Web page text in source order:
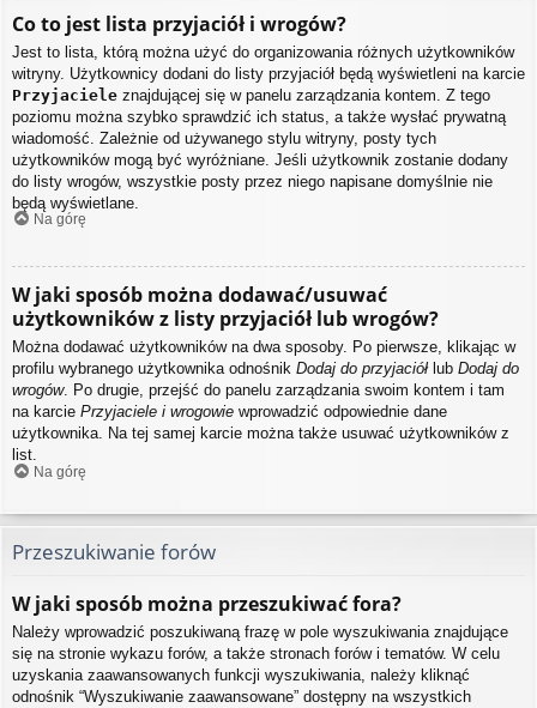
Co to jest lista przyjaciół i wrogów?
Jest to lista, którą można użyć do organizowania różnych użytkowników
witryny. Użytkownicy dodani do listy przyjaciół będą wyświetleni na karcie
Przyjaciele znajdującej się w panelu zarządzania kontem. Z tego
poziomu można szybko sprawdzić ich status, a także wysłać prywatną
wiadomość. Zależnie od używanego stylu witryny, posty tych
użytkowników mogą być wyróżniane. Jeśli użytkownik zostanie dodany
do listy wrogów, wszystkie posty przez niego napisane domyślnie nie
będą wyświetlane.
Na górę
W jaki sposób można dodawać/usuwać
użytkowników z listy przyjaciół lub wrogów?
Można dodawać użytkowników na dwa sposoby. Po pierwsze, klikając w
profilu wybranego użytkownika odnośnik Dodaj do przyjaciółlub Dodaj do
wrogów. Po drugie, przejść do panelu zarządzania swoim kontem i tam
na karcie Przyjaciele i wrogowie wprowadzić odpowiednie dane
użytkownika. Na tej samej karcie można także usuwać użytkowników z
list.
Na górę
Przeszukiwanie forów
W jaki sposób można przeszukiwać fora?
Należy wprowadzić poszukiwaną frazę w pole wyszukiwania znajdujące
się na stronie wykazu forów, a także stronach forów i tematów. W celu
uzyskania zaawansowanych funkcji wyszukiwania, należy kliknąć
odnośnik “Wyszukiwanie zaawansowane” dostępny na wszystkich